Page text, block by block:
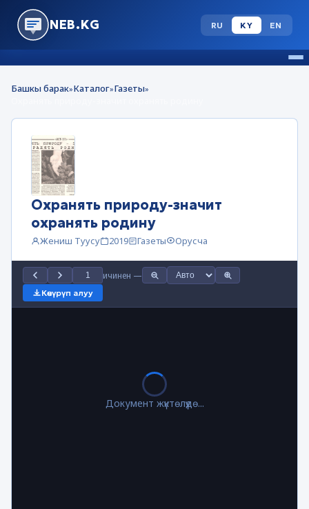
NEB.KG RU KY EN
Башкы барак»Каталог»Газеты»
Охранять природу-значит
охранять родину
Жениш Туусу 2019 Газеты Орусча
ичинен —
Көчүрүп алуу
Документ жүктөлүүдө...